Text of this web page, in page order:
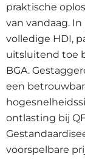
praktische
van vandaag.
volledige HDI,
uitsluitend toe
BGA.
een
ontlasting bij
voorspelbare